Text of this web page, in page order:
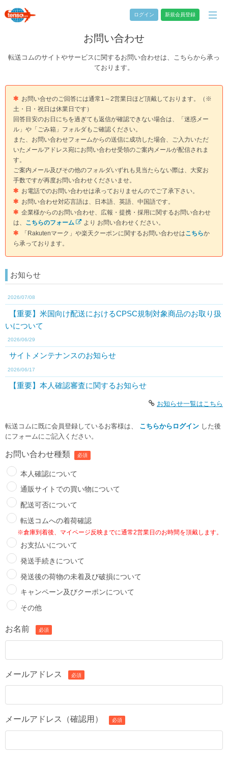
ログイン 新規会員登録
お問い合わせ
転送コムのサイトやサービスに関するお問い合わせは、こちらから承っ
ております。
お問い合せのご回答には通常1～2営業日ほど頂戴しております。（※
土・日・祝日は休業日です）
回答目安のお日にちを過ぎても返信が確認できない場合は、「迷惑メー
ル」や「ごみ箱」フォルダもご確認ください。
また、お問い合わせフォームからの送信に成功した場合、ご入力いただ
いたメールアドレス宛にお問い合わせ受領のご案内メールが配信されま
す。
ご案内メール及びその他のフォルダいずれも見当たらない際は、大変お
手数ですが再度お問い合わせくださいませ。
お電話でのお問い合わせは承っておりませんのでご了承下さい。
お問い合わせ対応言語は、日本語、英語、中国語です。
企業様からのお問い合わせ、広報・提携・採用に関するお問い合わせ
は、 こちらのフォーム
より お問い合わせください。
「Rakutenマーク」や楽天クーポンに関するお問い合わせはこちらか
ら承っております。
お知らせ
2026/07/08
【重要】米国向け配送におけるCPSC規制対象商品のお取り扱
いについて
2026/06/29
サイトメンテナンスのお知らせ
2026/06/17
【重要】本人確認審査に関するお知らせ
お知らせ一覧はこちら
転送コムに既に会員登録しているお客様は、 こちらからログイン した後
にフォームにご記入ください。
お問い合わせ種類 必須
本人確認について
通販サイトでの買い物について
配送可否について
転送コムへの着荷確認
※倉庫到着後、マイページ反映までに通常2営業日のお時間を頂戴します。
お支払いについて
発送手続きについて
発送後の荷物の未着及び破損について
キャンペーン及びクーポンについて
その他
お名前 必須
メールアドレス 必須
メールアドレス（確認用） 必須